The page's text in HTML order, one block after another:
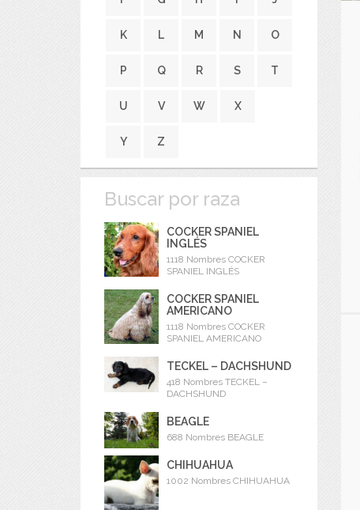
K L M N O
P Q R S T
U V W X
Y Z
Buscar por raza
COCKER SPANIEL
INGLÉS
1118 Nombres COCKER
SPANIEL INGLÉS
COCKER SPANIEL
AMERICANO
1118 Nombres COCKER
SPANIEL AMERICANO
TECKEL – DACHSHUND
418 Nombres TECKEL –
DACHSHUND
BEAGLE
688 Nombres BEAGLE
CHIHUAHUA
1002 Nombres CHIHUAHUA